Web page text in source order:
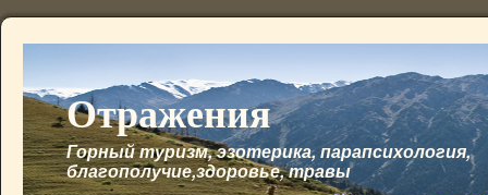
Отражения
Горный туризм, эзотерика, парапсихология,
благополучие,здоровье, травы